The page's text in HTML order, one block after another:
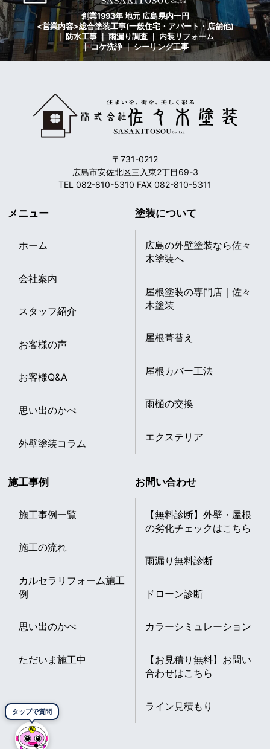
タップで質問
創業1993年 地元 広島県内一円
<営業内容>総合塗装工事(一般住宅・アパート・店舗他)
｜ 防水工事 ｜ 雨漏り調査 ｜ 内装リフォーム
｜ コケ洗浄 ｜ シーリング工事
〒731-0212
広島市安佐北区三入東2丁目69-3
TEL 082-810-5310 FAX 082-810-5311
メニュー
ホーム
会社案内
スタッフ紹介
お客様の声
お客様Q&A
思い出のかべ
外壁塗装コラム
塗装について
広島の外壁塗装なら佐々
木塗装へ
屋根塗装の専門店｜佐々
木塗装
屋根葺替え
屋根カバー工法
雨樋の交換
エクステリア
施工事例
施工事例一覧
施工の流れ
カルセラリフォーム施工
例
思い出のかべ
ただいま施工中
お問い合わせ
【無料診断】外壁・屋根
の劣化チェックはこちら
雨漏り無料診断
ドローン診断
カラーシミュレーション
【お見積り無料】お問い
合わせはこちら
ライン見積もり